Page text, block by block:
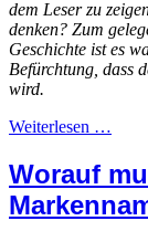
dem Leser zu
denken? Zum
Geschichte ist es
Befürchtung, dass
wird.
Weiterlesen …
Worauf